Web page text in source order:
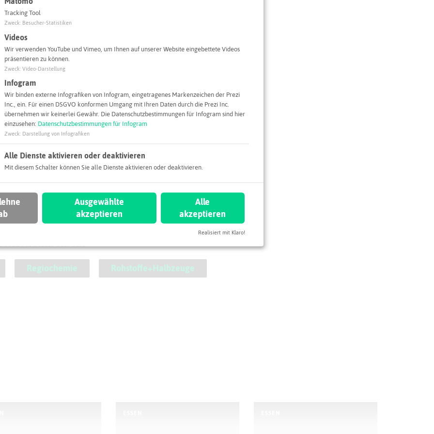
Regiochemie Rohstoffe+Halbzeuge
Tracking Tool
Zweck: Besucher-Statistiken
Videos
Wir verwenden YouTube und Vimeo, um Ihnen auf unserer Website eingebettete Videos
präsentieren zu können.
Zweck: Video-Darstellung
Infogram
Wir binden externe Infografiken von Infogram, eingetragenes Markenzeichen der Prezi
Inc., ein. Für einen DSGVO konformen Umgang mit Ihren Daten durch die Prezi Inc.
übernehmen wir keinerlei Gewähr. Die Datenschutzbestimmungen für Infogram sind hier
einzusehen: Datenschutzbestimmungen für Infogram
Zweck: Darstellung von Infografiken
Alle Dienste aktivieren oder deaktivieren
Mit diesem Schalter können Sie alle Dienste aktivieren oder deaktivieren.
Ausgewählte
akzeptieren
Alle
akzeptieren
Realisiert mit Klaro!